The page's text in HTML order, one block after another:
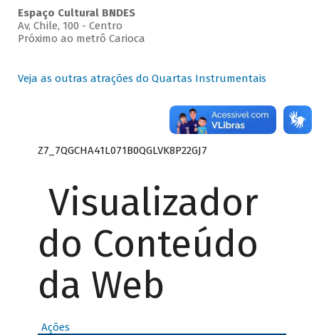
Espaço Cultural BNDES
Av, Chile, 100 - Centro
Próximo ao metrô Carioca
Veja as outras atrações do Quartas Instrumentais
Z7_7QGCHA41L071B0QGLVK8P22GJ7
Visualizador
do Conteúdo
da Web
Ações